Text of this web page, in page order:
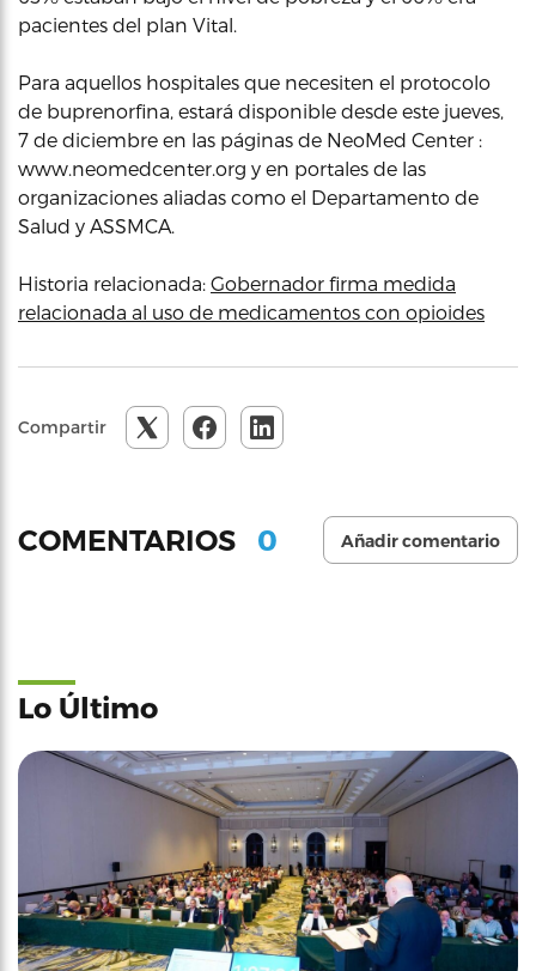
pacientes del plan Vital.
Para aquellos hospitales que necesiten el protocolo
de buprenorfina, estará disponible desde este jueves,
7 de diciembre en las páginas de NeoMed Center :
www.neomedcenter.org y en portales de las
organizaciones aliadas como el Departamento de
Salud y ASSMCA.
Historia relacionada: Gobernador firma medida
relacionada al uso de medicamentos con opioides
Compartir
COMENTARIOS 0 Añadir comentario
Lo Último